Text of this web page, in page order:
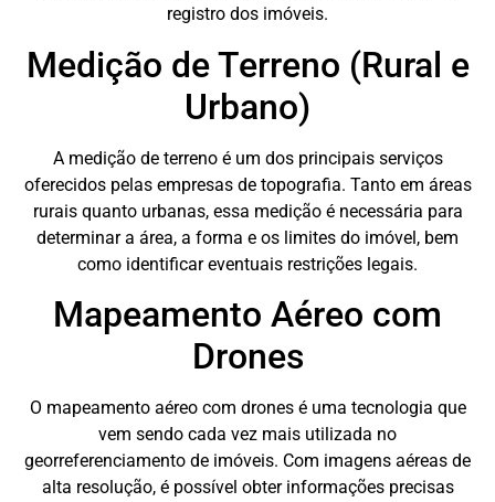
registro dos imóveis.
Medição de Terreno (Rural e
Urbano)
A medição de terreno é um dos principais serviços
oferecidos pelas empresas de topografia. Tanto em áreas
rurais quanto urbanas, essa medição é necessária para
determinar a área, a forma e os limites do imóvel, bem
como identificar eventuais restrições legais.
Mapeamento Aéreo com
Drones
O mapeamento aéreo com drones é uma tecnologia que
vem sendo cada vez mais utilizada no
georreferenciamento de imóveis. Com imagens aéreas de
alta resolução, é possível obter informações precisas